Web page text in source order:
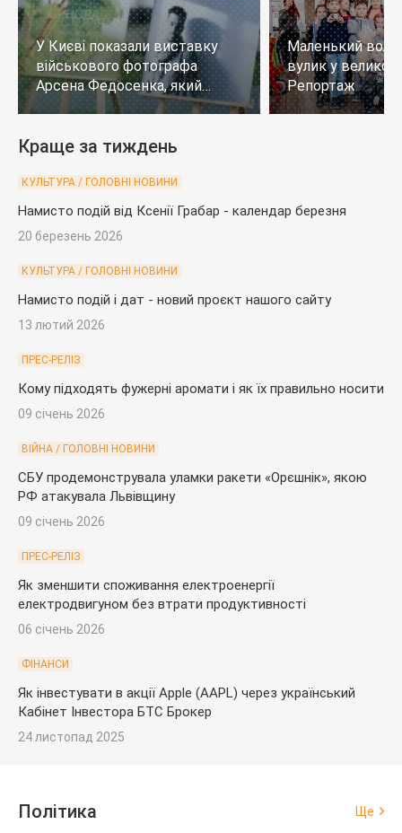
У Києві показали виставку
військового фотографа
Арсена Федосенка, який
загинув на війні
Маленький
вулик у
Репортаж
Краще за тиждень
КУЛЬТУРА / ГОЛОВНІ НОВИНИ
Намисто подій від Ксенії Грабар - календар березня
20 березень 2026
КУЛЬТУРА / ГОЛОВНІ НОВИНИ
Намисто подій і дат - новий проєкт нашого сайту
13 лютий 2026
ПРЕС-РЕЛІЗ
Кому підходять фужерні аромати і як їх правильно носити
09 січень 2026
ВІЙНА / ГОЛОВНІ НОВИНИ
СБУ продемонструвала уламки ракети «Орєшнік», якою
РФ атакувала Львівщину
09 січень 2026
ПРЕС-РЕЛІЗ
Як зменшити споживання електроенергії
електродвигуном без втрати продуктивності
06 січень 2026
ФІНАНСИ
Як інвестувати в акції Apple (AAPL) через український
Кабінет Інвестора БТС Брокер
24 листопад 2025
Політика Ще